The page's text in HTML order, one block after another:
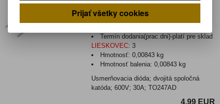
Katalógové číslo:0131077
Termín dodania(prac.dni)-platí pre sklad
LIESKOVEC: 3
Hmotnosť:0,00843 kg
Hmotnosť balenia:0,00843 kg
Usmerňovacia dióda; dvojitá spoločná
katóda; 600V; 30A; TO247AD
4,99 EUR
Prijať všetky cookies